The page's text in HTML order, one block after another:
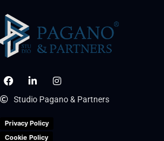
Studio Pagano & Partners
Privacy Policy
Cookie Policy